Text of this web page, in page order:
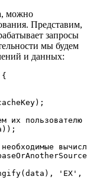
можно
Представим,
запросы
мы будем
и данных:
{
их пользователю